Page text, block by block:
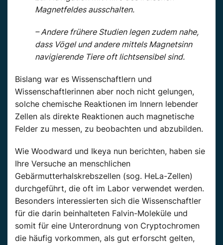
Magnetfeldes ausschalten.
– Andere frühere Studien legen zudem nahe,
dass Vögel und andere mittels Magnetsinn
navigierende Tiere oft lichtsensibel sind.
Bislang war es Wissenschaftlern und
Wissenschaftlerinnen aber noch nicht gelungen,
solche chemische Reaktionen im Innern lebender
Zellen als direkte Reaktionen auch magnetische
Felder zu messen, zu beobachten und abzubilden.
Wie Woodward und Ikeya nun berichten, haben sie
Ihre Versuche an menschlichen
Gebärmutterhalskrebszellen (sog. HeLa-Zellen)
durchgeführt, die oft im Labor verwendet werden.
Besonders interessierten sich die Wissenschaftler
für die darin beinhalteten Falvin-Moleküle und
somit für eine Unterordnung von Cryptochromen
die häufig vorkommen, als gut erforscht gelten,